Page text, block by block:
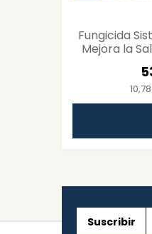
Fungicida
Mejora la
con
Suscribir